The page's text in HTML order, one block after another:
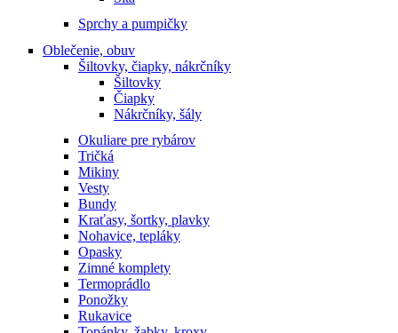
Sprchy a pumpičky
Oblečenie, obuv
Šiltovky, čiapky, nákrčníky
Šiltovky
Čiapky
Nákrčníky, šály
Okuliare pre rybárov
Tričká
Mikiny
Vesty
Bundy
Kraťasy, šortky, plavky
Nohavice, tepláky
Opasky
Zimné komplety
Termoprádlo
Ponožky
Rukavice